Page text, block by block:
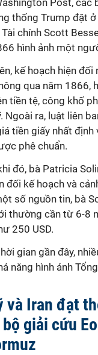
Post, các
thống Trump đặt
chính Scott
hình ảnh một
kế hoạch hiện
qua năm 1866,
tiền tệ, công khố
Ngoài ra, luật liên
tiền giấy nhất
phê chuẩn.
đó, bà Patricia
đối kế hoạch và
số nguồn tin, bà
thường cần từ 6-8
250 USD.
gian gần đây,
năng hình ảnh
và Iran đạt
giải cứu